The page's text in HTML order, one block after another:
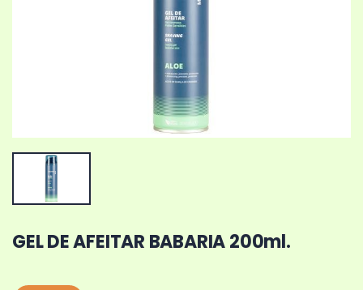
GEL DE AFEITAR BABARIA 200ml.